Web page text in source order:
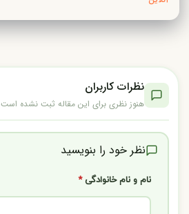
نظرات کاربران
هنوز نظری برای این مقاله ثبت نشده است
نظر خود را بنویسید
نام و نام خانوادگی*